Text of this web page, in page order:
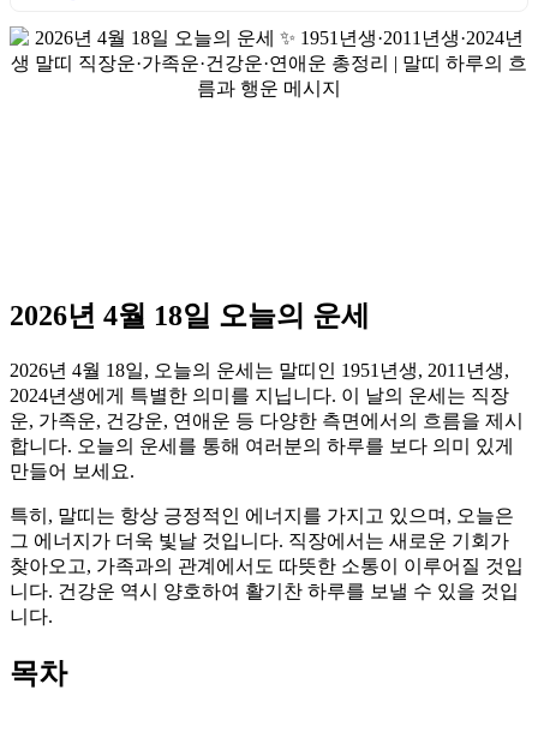
2026년 4월 18일 오늘의 운세
2026년 4월 18일, 오늘의 운세는 말띠인 1951년생, 2011년생,
2024년생에게 특별한 의미를 지닙니다. 이 날의 운세는 직장
운, 가족운, 건강운, 연애운 등 다양한 측면에서의 흐름을 제시
합니다. 오늘의 운세를 통해 여러분의 하루를 보다 의미 있게
만들어 보세요.
특히, 말띠는 항상 긍정적인 에너지를 가지고 있으며, 오늘은
그 에너지가 더욱 빛날 것입니다. 직장에서는 새로운 기회가
찾아오고, 가족과의 관계에서도 따뜻한 소통이 이루어질 것입
니다. 건강운 역시 양호하여 활기찬 하루를 보낼 수 있을 것입
니다.
목차